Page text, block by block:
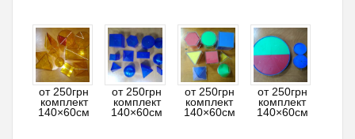
от 250грн
комплект
140×60см
от 250грн
комплект
140×60см
от 250грн
комплект
140×60см
от 250грн
комплект
140×60см